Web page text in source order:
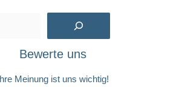
Bewerte uns
Ihre Meinung ist uns wichtig!